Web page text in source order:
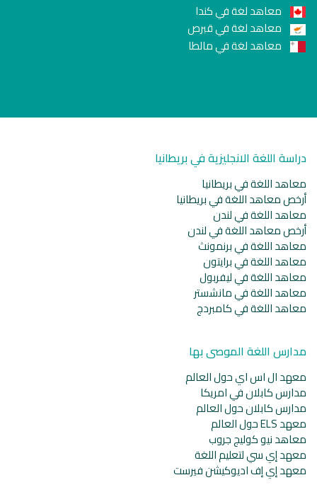
معاهد لغة في كندا
معاهد لغة في قبرص
معاهد لغة في مالطا
دراسة اللغة الانجليزية في بريطانيا
معاهد اللغة في بريطانيا
أرخص معاهد اللغة في بريطانيا
معاهد اللغة في لندن
أرخص معاهد اللغة في لندن
معاهد اللغة في برنمونث
معاهد اللغة في برايتون
معاهد اللغة في ليفربول
معاهد اللغة في مانشستر
معاهد اللغة في كامبردج
مدارس اللغة الموصى بها
معهد ال اس اي حول العالم
مدارس كابلان في امريكا
مدارس كابلان حول العالم
معهد ELS حول العالم
معاهد نيو كوليج جروب
معهد إي سي لتعليم اللغة
معهد إي إف اديوكيشن فيرست